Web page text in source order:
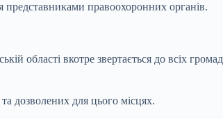
представниками правоохоронних органів.
області вкотре звертається до всіх
дозволених для цього місцях.